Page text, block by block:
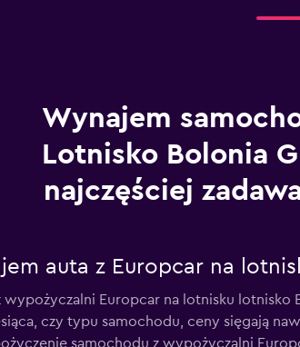
Wynajem
Lotnisko Bolonia
najczęściej
auta z Europcar na
Europcar na lotnisku lotnisko
czy typu samochodu, ceny sięgają
samochodu z wypożyczalni